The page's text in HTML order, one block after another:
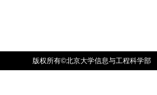
版权所有©北京大学信息与工程科学部